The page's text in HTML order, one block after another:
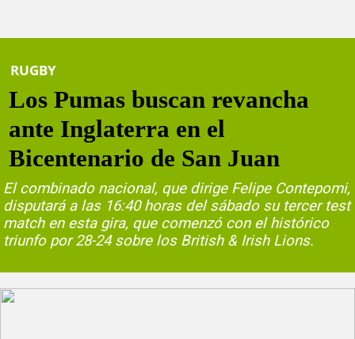
RUGBY
Los Pumas buscan revancha
ante Inglaterra en el
Bicentenario de San Juan
El combinado nacional, que dirige Felipe Contepomi,
disputará a las 16:40 horas del sábado su tercer test
match en esta gira, que comenzó con el histórico
triunfo por 28-24 sobre los British & Irish Lions.